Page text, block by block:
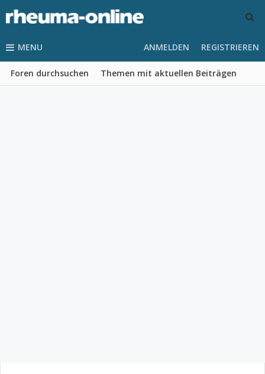
MENU
Foren durchsuchen Themen mit aktuellen Beiträgen
ANMELDEN REGISTRIEREN